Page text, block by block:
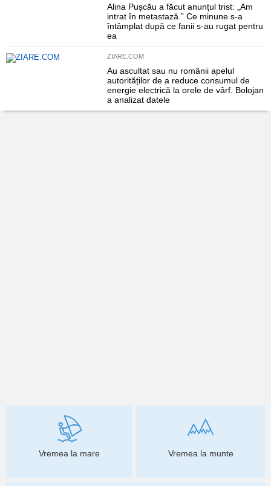
Alina Pușcău a făcut anunțul trist: „Am
intrat în metastază.” Ce minune s-a
întâmplat după ce fanii s-au rugat pentru
ea
ZIARE.COM
Au ascultat sau nu românii apelul
autorităților de a reduce consumul de
energie electrică la orele de vârf. Bolojan
a analizat datele
Vremea la mare Vremea la munte